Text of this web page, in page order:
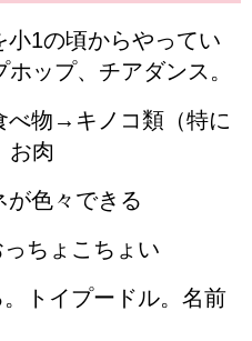
小1の頃からやってい
ップ、チアダンス。
べ物→キノコ類（特に
お肉
が色々できる
ちょこちょい
トイプードル。名前